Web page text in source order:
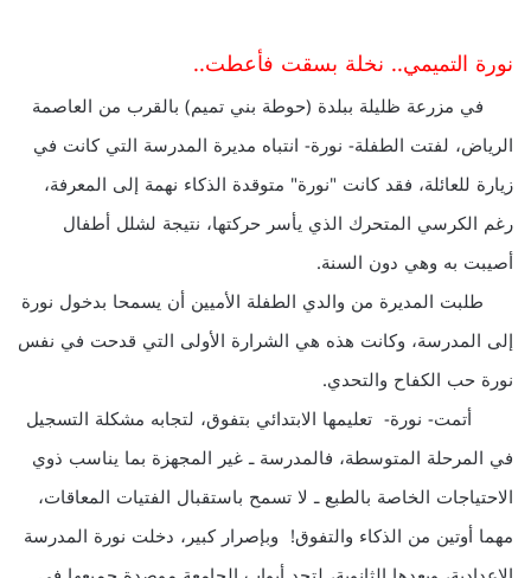
نورة التميمي.. نخلة بسقت فأعطت..
في مزرعة ظليلة ببلدة (حوطة بني تميم) بالقرب من العاصمة
الرياض، لفتت الطفلة- نورة- انتباه مديرة المدرسة التي كانت في
زيارة للعائلة، فقد كانت "نورة" متوقدة الذكاء نهمة إلى المعرفة،
رغم الكرسي المتحرك الذي يأسر حركتها، نتيجة لشلل أطفال
أصيبت به وهي دون السنة.
طلبت المديرة من والدي الطفلة الأميين أن يسمحا بدخول نورة
إلى المدرسة، وكانت هذه هي الشرارة الأولى التي قدحت في نفس
نورة حب الكفاح والتحدي.
أتمت- نورة- تعليمها الابتدائي بتفوق، لتجابه مشكلة التسجيل
في المرحلة المتوسطة، فالمدرسة ـ غير المجهزة بما يناسب ذوي
الاحتياجات الخاصة بالطبع ـ لا تسمح باستقبال الفتيات المعاقات،
مهما أوتين من الذكاء والتفوق! وبإصرار كبير، دخلت نورة المدرسة